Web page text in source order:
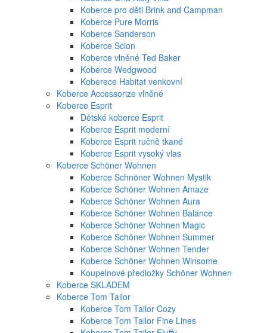
Koberce pro děti Brink and Campman
Koberce Pure Morris
Koberce Sanderson
Koberce Scion
Koberce vlněné Ted Baker
Koberce Wedgwood
Koberece Habitat venkovní
Koberce Accessorize vlněné
Koberce Esprit
Dětské koberce Esprit
Koberce Esprit moderní
Koberce Esprit ručně tkané
Koberce Esprit vysoký vlas
Koberce Schöner Wohnen
Koberce Schnöner Wohnen Mystik
Koberce Schöner Wohnen Amaze
Koberce Schöner Wohnen Aura
Koberce Schöner Wohnen Balance
Koberce Schöner Wohnen Magic
Koberce Schöner Wohnen Summer
Koberce Schöner Wohnen Tender
Koberce Schöner Wohnen Winsome
Koupelnové předložky Schöner Wohnen
Koberce SKLADEM
Koberce Tom Tailor
Koberce Tom Tailor Cozy
Koberce Tom Tailor Fine Lines